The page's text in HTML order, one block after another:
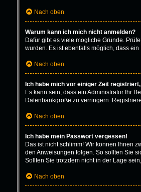
Nach oben
Warum kann ich mich nicht anmelden?
Dafür gibt es viele mögliche Gründe.
wurden. Es ist ebenfalls möglich, dass
Nach oben
Ich habe mich vor einiger Zeit
Es kann sein, dass ein Administrator Ihr
Datenbankgröße zu verringern.
Nach oben
Ich habe mein Passwort vergessen!
Das ist nicht schlimm! Wir können Ihnen
den Anweisungen folgen. So sollten Sie
Sollten Sie trotzdem nicht in der Lage
Nach oben